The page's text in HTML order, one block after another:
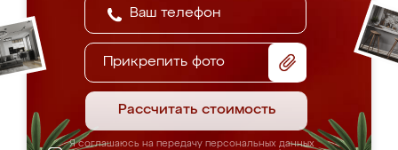
Прикрепить фото
Рассчитать стоимость
Я соглашаюсь на передачу персональных данных